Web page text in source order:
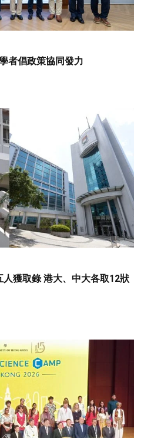
者倡政策協同發力
人獲取錄 港大、中大各取12狀